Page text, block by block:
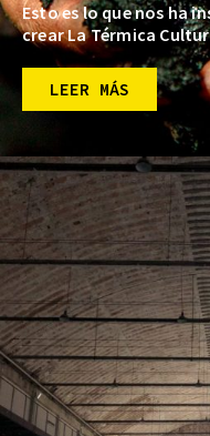
Esto es lo que nos ha
crear La Térmica
LEER MÁS